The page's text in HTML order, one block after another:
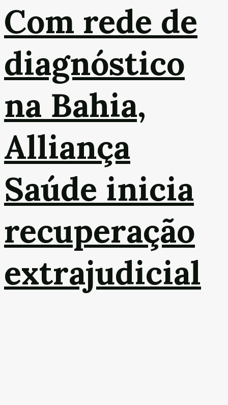
Com rede de
diagnóstico
na Bahia,
Alliança
Saúde inicia
recuperação
extrajudicial